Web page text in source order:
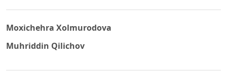
Moxichehra Xolmurodova
Muhriddin Qilichov